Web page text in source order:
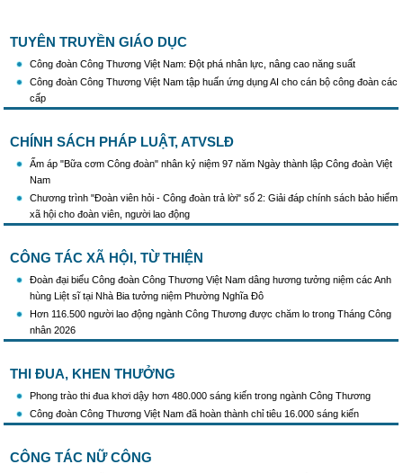
tình hình mới"
Triển khai thực hiện Hướng dẫn số 28/HD-BTGDVTW về xác định, lựa chọn ngày
truyền thống, ngày thành lập, ngày tái lập sau sắp xếp tổ chức bộ máy của hệ thống
chính trị
Triển khai truyền thông "Chiến dịch 500 ngày đêm đẩy mạnh thực hiện tìm kiếm, quy
Hướng dẫn tuyên truyền kỷ niệm 97 năm Ngày thành lập Công đoàn Việt Nam
(28/7/1929 - 28/7/2026)
Khẩu hiệu tuyên truyền trong nhiệm kỳ Đại hội XIV của Đảng
Triển khai thực hiện Chỉ thị số 25/CT-TTg của Thủ tướng Chính phủ về tăng cường
công tác phòng, chống buôn lậu, vận chuyển, sản xuất, mua bán, tàng trữ, sử dụng
trái phép thuốc lá trong tình hình mới
TUYÊN TRUYỀN GIÁO DỤC
Công đoàn Công Thương Việt Nam: Đột phá nhân lực, nâng cao năng suất
Công đoàn Công Thương Việt Nam tập huấn ứng dụng AI cho cán bộ công đoàn các
cấp
CHÍNH SÁCH PHÁP LUẬT, ATVSLĐ
Ấm áp "Bữa cơm Công đoàn" nhân kỷ niệm 97 năm Ngày thành lập Công đoàn Việt
Nam
Chương trình "Đoàn viên hỏi - Công đoàn trả lời" số 2: Giải đáp chính sách bảo hiểm
xã hội cho đoàn viên, người lao động
CÔNG TÁC XÃ HỘI, TỪ THIỆN
Đoàn đại biểu Công đoàn Công Thương Việt Nam dâng hương tưởng niệm các Anh
hùng Liệt sĩ tại Nhà Bia tưởng niệm Phường Nghĩa Đô
Hơn 116.500 người lao động ngành Công Thương được chăm lo trong Tháng Công
nhân 2026
THI ĐUA, KHEN THƯỞNG
Phong trào thi đua khơi dậy hơn 480.000 sáng kiến trong ngành Công Thương
Công đoàn Công Thương Việt Nam đã hoàn thành chỉ tiêu 16.000 sáng kiến
CÔNG TÁC NỮ CÔNG